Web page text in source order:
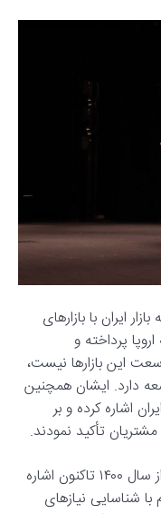
ایران با بازارهای
پرداخته و
این بازارها نیست،
دارد. ایشان همچنین
اشاره کرده و بر
تأکید نمودند.
ایشان به روند توسعه دیجی‌کالا بیزینس از سال ۱۴۰۰ تاکنون اشاره
شناسایی نیازهای